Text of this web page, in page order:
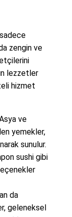
zengin ve
lezzetler
hizmet
ve
yemekler,
sunulur.
sushi gibi
da
geleneksel